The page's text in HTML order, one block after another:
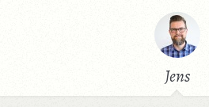
Jens